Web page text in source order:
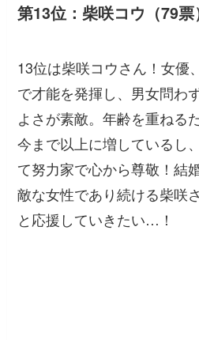
第13位：柴咲コウ（79票
13位は柴咲コウさん！女優
で才能を発揮し、男女問わ
よさが素敵。年齢を重ねる
今まで以上に増しているし
て努力家で心から尊敬！結
敵な女性であり続ける柴咲
と応援していきたい…！